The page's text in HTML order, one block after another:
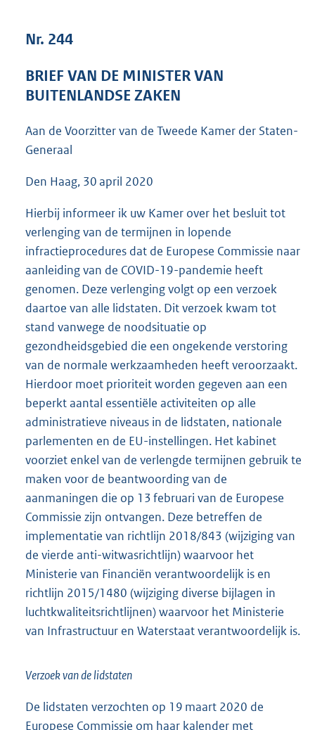
e
1
Nr. 244
BRIEF VAN DE MINISTER VAN
BUITENLANDSE ZAKEN
Aan de Voorzitter van de Tweede Kamer der Staten-
Generaal
Den Haag, 30 april 2020
Hierbij informeer ik uw Kamer over het besluit tot
verlenging van de termijnen in lopende
infractieprocedures dat de Europese Commissie naar
aanleiding van de COVID-19-pandemie heeft
genomen. Deze verlenging volgt op een verzoek
daartoe van alle lidstaten. Dit verzoek kwam tot
stand vanwege de noodsituatie op
gezondheidsgebied die een ongekende verstoring
van de normale werkzaamheden heeft veroorzaakt.
Hierdoor moet prioriteit worden gegeven aan een
beperkt aantal essentiële activiteiten op alle
administratieve niveaus in de lidstaten, nationale
parlementen en de EU-instellingen. Het kabinet
voorziet enkel van de verlengde termijnen gebruik te
maken voor de beantwoording van de
aanmaningen die op 13 februari van de Europese
Commissie zijn ontvangen. Deze betreffen de
implementatie van richtlijn 2018/843 (wijziging van
de vierde anti-witwasrichtlijn) waarvoor het
Ministerie van Financiën verantwoordelijk is en
richtlijn 2015/1480 (wijziging diverse bijlagen in
luchtkwaliteitsrichtlijnen) waarvoor het Ministerie
van Infrastructuur en Waterstaat verantwoordelijk is.
Verzoek van de lidstaten
De lidstaten verzochten op 19 maart 2020 de
Europese Commissie om haar kalender met